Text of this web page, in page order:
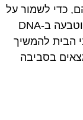
כדי לשמור על
עצמם נקיים וללא טפילים. התנהגות זו הוטבעה ב-DNA
הבית להמשיך
בסביבה